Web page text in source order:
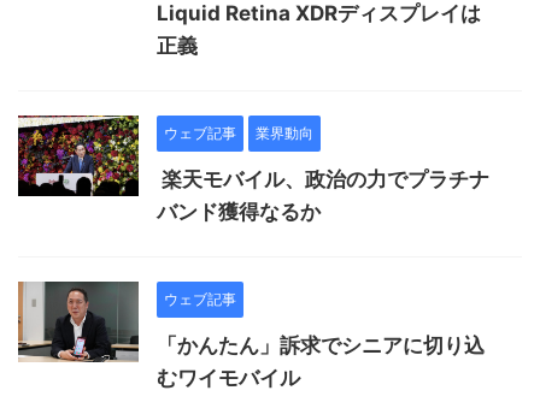
Liquid Retina XDRディスプレイは
正義
ウェブ記事 業界動向
楽天モバイル、政治の力でプラチナ
バンド獲得なるか
ウェブ記事
「かんたん」訴求でシニアに切り込
むワイモバイル